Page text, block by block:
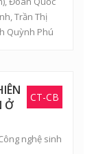
,Trần Thị
Quỳnh Phú
CT-CB
Ở
nghệ sinh